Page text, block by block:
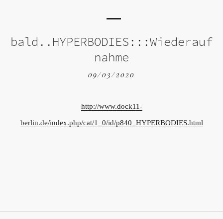
bald..HYPERBODIES:::Wiederauf
nahme
09/03/2020
http://www.dock11-
berlin.de/index.php/cat/1_0/id/p840_HYPERBODIES.html